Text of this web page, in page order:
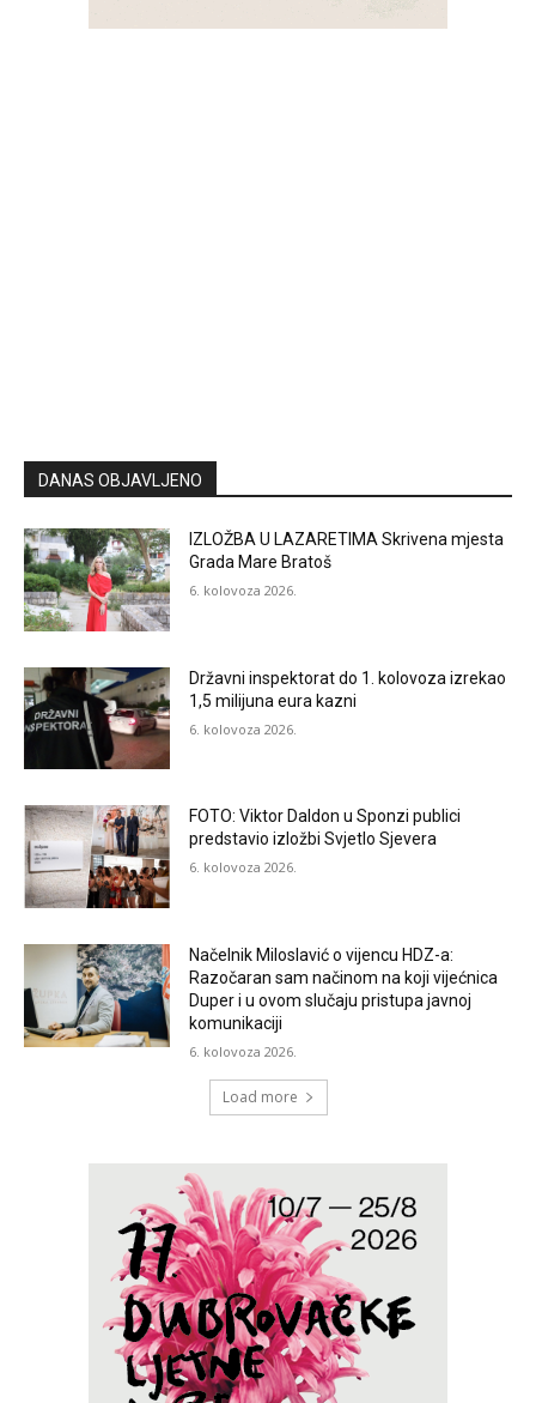
DANAS OBJAVLJENO
IZLOŽBA U LAZARETIMA Skrivena mjesta
Grada Mare Bratoš
6. kolovoza 2026.
Državni inspektorat do 1. kolovoza izrekao
1,5 milijuna eura kazni
6. kolovoza 2026.
FOTO: Viktor Daldon u Sponzi publici
predstavio izložbi Svjetlo Sjevera
6. kolovoza 2026.
Načelnik Miloslavić o vijencu HDZ-a:
Razočaran sam načinom na koji vijećnica
Duper i u ovom slučaju pristupa javnoj
komunikaciji
6. kolovoza 2026.
Load more